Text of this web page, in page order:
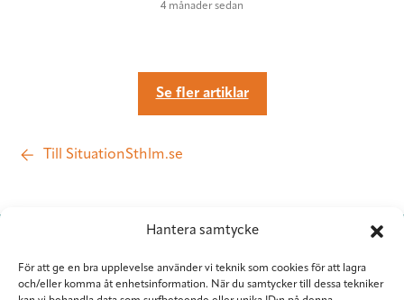
Hantera samtycke
För att ge en bra upplevelse använder vi teknik som cookies för att lagra
och/eller komma åt enhetsinformation. När du samtycker till dessa tekniker
4 månader sedan
Se fler artiklar
Till SituationSthlm.se